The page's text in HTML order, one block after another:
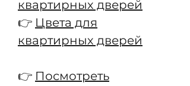
квартирных дверей
👉 Цвета для
квартирных дверей
👉 Посмотреть